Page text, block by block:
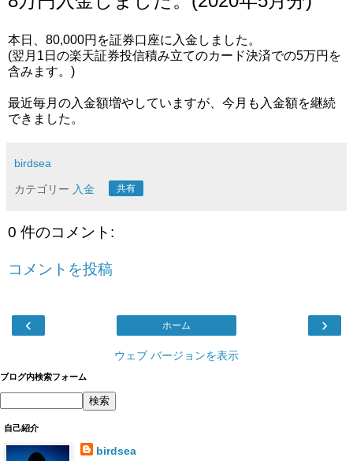
本日、80,000円を証券口座に入金しました。
(翌月1日の楽天証券投信積み立てのカード決済での5万円を
含みます。)
最近毎月の入金額増やしていますが、今月も入金額を継続
できました。
birdsea
カテゴリー 入金 共有
0 件のコメント:
コメントを投稿
‹ ›
ホーム
ウェブ バージョンを表示
ブログ内検索フォーム
自己紹介
birdsea